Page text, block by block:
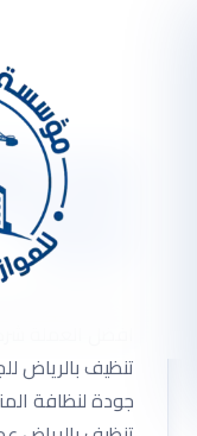
شركة
العملة
تنظيف بالرياض
جودة لنظافة